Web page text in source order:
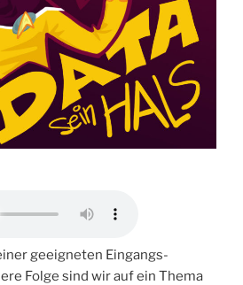
geeigneten Eingangs-
Folge sind wir auf ein Thema